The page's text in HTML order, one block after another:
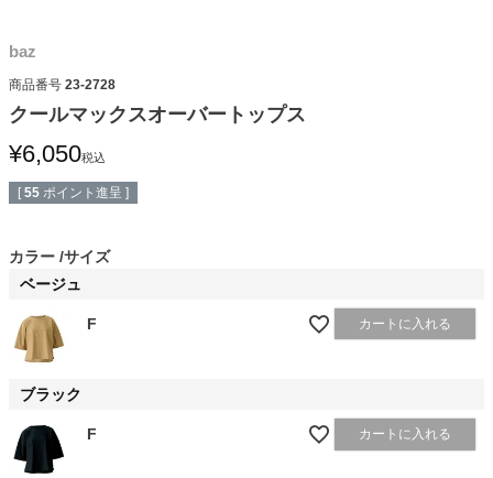
baz
商品番号 23-2728
クールマックスオーバートップス
¥6,050税込
[ 55 ポイント進呈 ]
カラー サイズ
ベージュ
F カートに入れる
ブラック
F カートに入れる